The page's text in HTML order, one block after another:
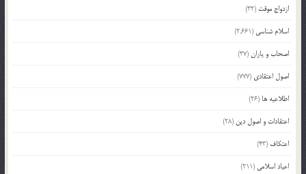
ازدواج موقت (32)
اسلام شناسی (2,661)
اصحاب و یاران(37)
اصول اعتقادی (777)
اطلاعیه ها (26)
اعتقادات و اصول دین (28)
اعتکاف (43)
اعیاد اسلامی (211)